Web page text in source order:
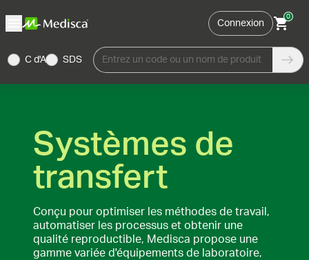
Connexion
0
C d'A SDS Entrez un code ou un nom de produit
Systèmes de
transfert
Conçu pour optimiser les méthodes de travail,
automatiser les processus et obtenir une
qualité reproductible, Medisca propose une
gamme variée d'équipements de laboratoire,